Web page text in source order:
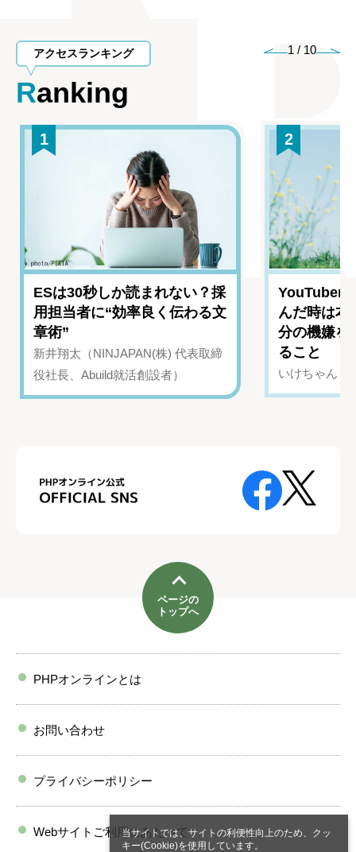
当サイトでは、サイトの利便性向上のため、クッ
キー(Cookie)を使用しています。
アクセスランキング
Ranking
1 / 10
1
ESは30秒しか読まれない？採
用担当者に“効率良く伝わる文
章術”
新井翔太（NINJAPAN(株) 代表取締
役社長、Abuild就活創設者）
2
YouTuber
んだ時は
分の機嫌を
ること
いけちゃん（
ページの
トップへ
PHPオンラインとは
お問い合わせ
プライバシーポリシー
Webサイトご利用にあたって